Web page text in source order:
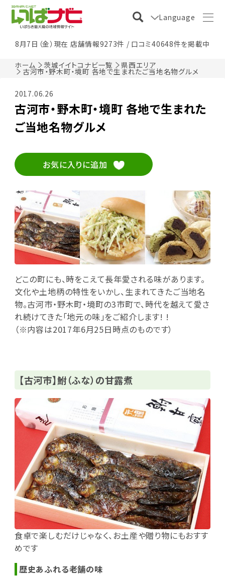
Language
8月7日（金）現在 店舗情報9273件 / 口コミ40648件を掲載中
ホーム 茨城イイトコナビ一覧 県西エリア
古河市・野木町・境町 各地で生まれたご当地名物グルメ
2017.06.26
古河市・野木町・境町 各地で生まれた
ご当地名物グルメ
お気に入りに追加
どこの町にも、時をこえて長年愛される味があります。
文化や土地柄の特性をいかし、生まれてきたご当地名
物。古河市・野木町・境町の3市町で、時代を越えて愛さ
れ続けてきた「地元の味」をご紹介します! !
（※内容は2017年6月25日時点のものです）
【古河市】鮒（ふな）の甘露煮
食卓で楽しむだけじゃなく、お土産や贈り物にもおすす
めです
歴史あふれる老舗の味